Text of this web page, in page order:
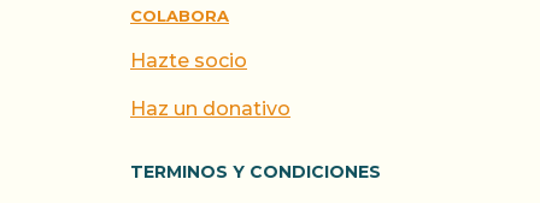
COLABORA
Hazte socio
Haz un donativo
TERMINOS Y CONDICIONES